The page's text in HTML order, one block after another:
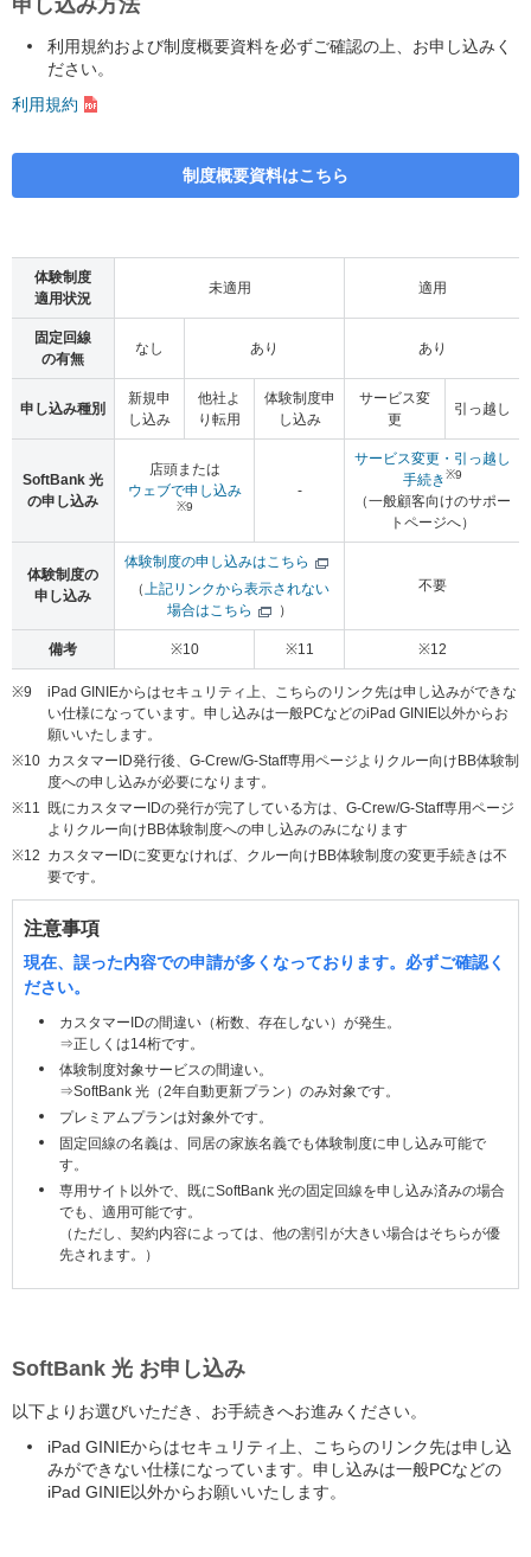
申し込み方法
利用規約および制度概要資料を必ずご確認の上、お申し込みく
ださい。
利用規約
制度概要資料はこちら
体験制度
適用状況
未適用 適用
固定回線
の有無
なし あり あり
申し込み種別
新規申
し込み
他社よ
り転用
体験制度申
し込み
サービス変
更
引っ越し
SoftBank 光
の申し込み
店頭または
ウェブで申し込み
※9
-
サービス変更・引っ越し
手続き※9
（一般顧客向けのサポー
トページへ）
体験制度の
申し込み
体験制度の申し込みはこちら
（上記リンクから表示されない
場合はこちら
）
不要
備考 ※10 ※11 ※12
※9
iPad GINIEからはセキュリティ上、こちらのリンク先は申し込みができな
い仕様になっています。申し込みは一般PCなどのiPad GINIE以外からお
願いいたします。
※10 カスタマーID発行後、G-Crew/G-Staff専用ページよりクルー向けBB体験制
度への申し込みが必要になります。
※11 既にカスタマーIDの発行が完了している方は、G-Crew/G-Staff専用ページ
よりクルー向けBB体験制度への申し込みのみになります
※12 カスタマーIDに変更なければ、クルー向けBB体験制度の変更手続きは不
要です。
注意事項
現在、誤った内容での申請が多くなっております。必ずご確認く
ださい。
カスタマーIDの間違い（桁数、存在しない）が発生。
⇒正しくは14桁です。
体験制度対象サービスの間違い。
⇒SoftBank 光（2年自動更新プラン）のみ対象です。
プレミアムプランは対象外です。
固定回線の名義は、同居の家族名義でも体験制度に申し込み可能で
す。
専用サイト以外で、既にSoftBank 光の固定回線を申し込み済みの場合
でも、適用可能です。
（ただし、契約内容によっては、他の割引が大きい場合はそちらが優
先されます。）
SoftBank 光 お申し込み
以下よりお選びいただき、お手続きへお進みください。
iPad GINIEからはセキュリティ上、こちらのリンク先は申し込
みができない仕様になっています。申し込みは一般PCなどの
iPad GINIE以外からお願いいたします。